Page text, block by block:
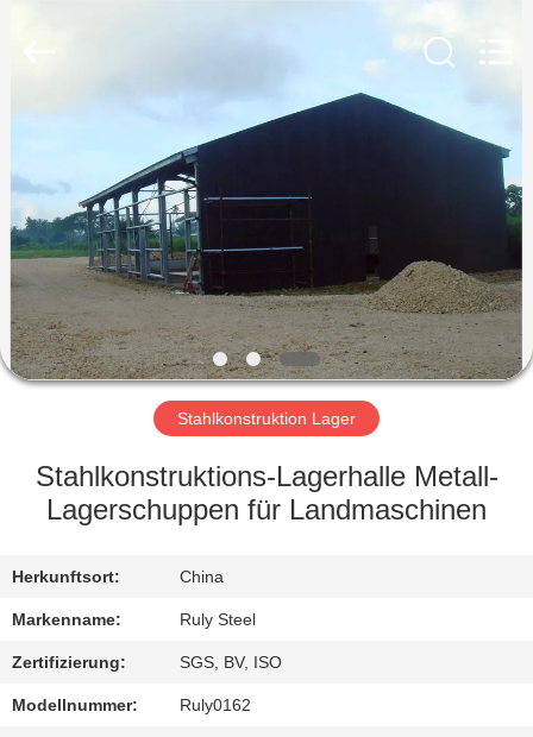
HAUS
PRODUKTE
VIDEOS
VR
SHOW
ÜBER
UNS
FABRIK-
AUSFLUG
QUALITÄTSKONTROLLE
Stahlkonstruktion Lager
Stahlkonstruktions-Lagerhalle Metall-
Lagerschuppen für Landmaschinen
Herkunftsort: China
Markenname: Ruly Steel
Zertifizierung: SGS, BV, ISO
Modellnummer: Ruly0162